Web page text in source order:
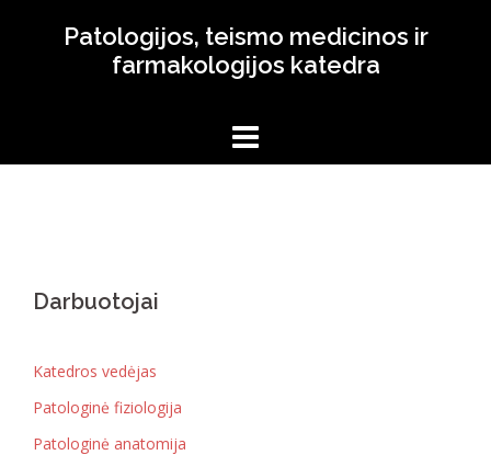
Patologijos, teismo medicinos ir
farmakologijos katedra
Darbuotojai
Katedros vedėjas
Patologinė fiziologija
Patologinė anatomija